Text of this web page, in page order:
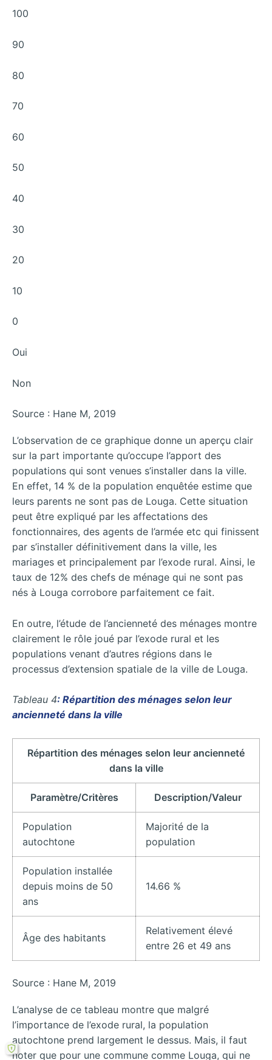
100
90
80
70
60
50
40
30
20
10
0
Oui
Non
Source : Hane M, 2019
L’observation de ce graphique donne un aperçu clair
sur la part importante qu’occupe l’apport des
populations qui sont venues s’installer dans la ville.
En effet, 14 % de la population enquêtée estime que
leurs parents ne sont pas de Louga. Cette situation
peut être expliqué par les affectations des
fonctionnaires, des agents de l’armée etc qui finissent
par s’installer définitivement dans la ville, les
mariages et principalement par l’exode rural. Ainsi, le
taux de 12% des chefs de ménage qui ne sont pas
nés à Louga corrobore parfaitement ce fait.
En outre, l’étude de l’ancienneté des ménages montre
clairement le rôle joué par l’exode rural et les
populations venant d’autres régions dans le
processus d’extension spatiale de la ville de Louga.
Tableau 4: Répartition des ménages selon leur
ancienneté dans la ville
Répartition des ménages selon leur ancienneté
dans la ville
Paramètre/Critères Description/Valeur
Population
autochtone
Majorité de la
population
Population installée
depuis moins de 50
ans
14.66 %
Âge des habitants
Relativement élevé
entre 26 et 49 ans
Source : Hane M, 2019
L’analyse de ce tableau montre que malgré
l’importance de l’exode rural, la population
autochtone prend largement le dessus. Mais, il faut
noter que pour une commune comme Louga, qui ne